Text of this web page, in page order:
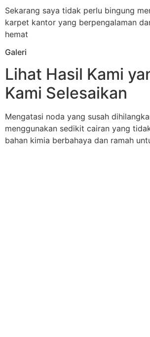
Sekarang saya tidak perlu bingung
karpet kantor yang berpengalaman
hemat
Galeri
Lihat Hasil Kami
Kami Selesaikan
Mengatasi noda yang susah
menggunakan sedikit cairan yang
bahan kimia berbahaya dan ramah